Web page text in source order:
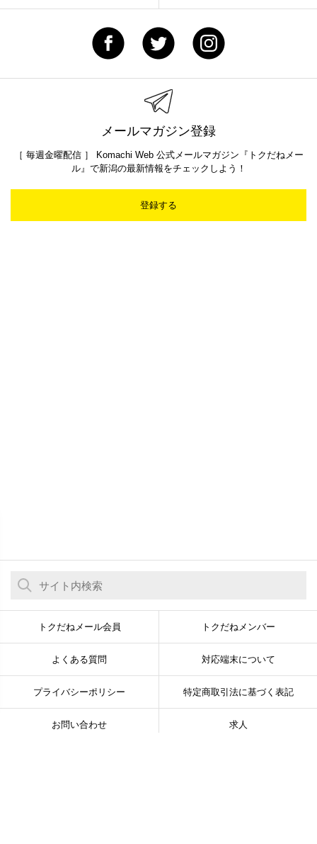
メールマガジン登録
［ 毎週金曜配信 ］ Komachi Web 公式メールマガジン『トクだねメー
ル』で新潟の最新情報をチェックしよう！
登録する
トクだねメール会員 トクだねメンバー
よくある質問 対応端末について
プライバシーポリシー 特定商取引法に基づく表記
お問い合わせ 求人